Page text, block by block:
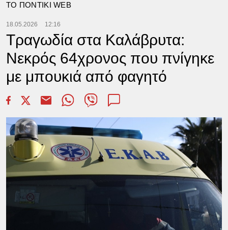
TΟ ΠΟΝΤΙΚΙ WEB
18.05.2026 12:16
Τραγωδία στα Καλάβρυτα:
Νεκρός 64χρονος που πνίγηκε
με μπουκιά από φαγητό